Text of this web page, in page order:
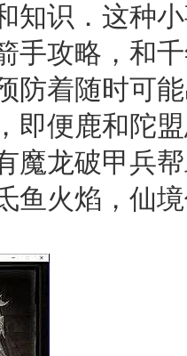
知识．这种
手攻略，和
防着随时可
即便鹿和陀
龙破甲兵
鱼火焰，仙